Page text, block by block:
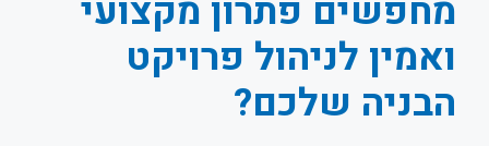
מחפשים פתרון מקצועי
ואמין לניהול פרויקט
הבניה שלכם?